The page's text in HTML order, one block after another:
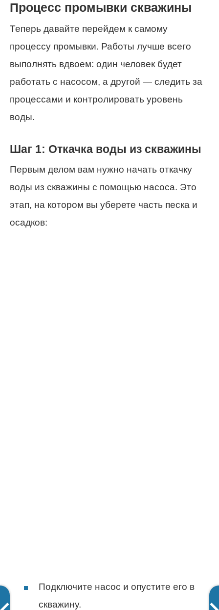
Процесс промывки скважины
Теперь давайте перейдем к самому
процессу промывки. Работы лучше всего
выполнять вдвоем: один человек будет
работать с насосом, а другой — следить за
процессами и контролировать уровень
воды.
Шаг 1: Откачка воды из скважины
Первым делом вам нужно начать откачку
воды из скважины с помощью насоса. Это
этап, на котором вы уберете часть песка и
осадков:
Подключите насос и опустите его в
скважину.